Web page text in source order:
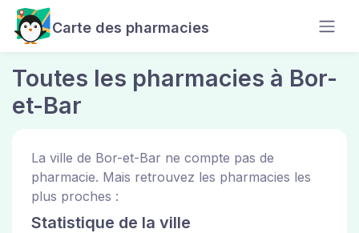
Carte des pharmacies
Toutes les pharmacies à Bor-
et-Bar
La ville de Bor-et-Bar ne compte pas de
pharmacie. Mais retrouvez les pharmacies les
plus proches :
Statistique de la ville